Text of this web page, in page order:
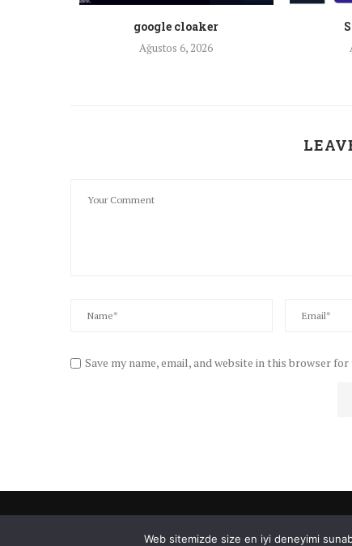
google cloaker
Ağustos 6, 2026
Save my name, email, and website in this browser
Web sitemizde size en iyi deneyimi